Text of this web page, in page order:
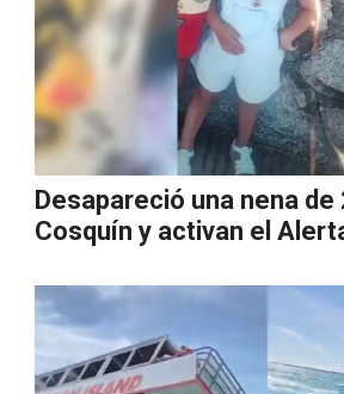
Desapareció una nena de
Cosquín y activan el